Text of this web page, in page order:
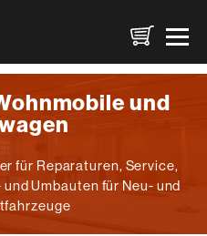
und
für Reparaturen, Service,
Umbauten für Neu- und